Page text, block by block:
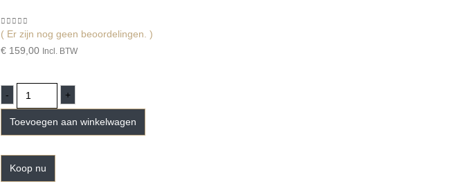
0 out of 5
( Er zijn nog geen beoordelingen. )
€ 159,00 Incl. BTW
- +
Toevoegen aan winkelwagen
Koop nu